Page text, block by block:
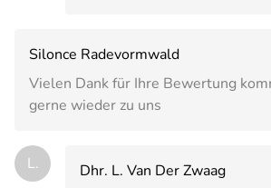
Silonce Radevormwald
Vielen Dank für Ihre Bewertung
gerne wieder zu uns
L.
Dhr. L. Van Der Zwaag